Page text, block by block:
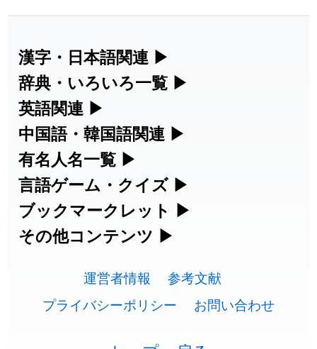
漢字・日本語関連 ▶
漢字の読み方検索、手書き入力、書き順
練習など、日本語学習に役立つツールを
集めています。
人名漢字辞典 - 読み方検索
手書き漢字入力
漢字の書き方・書き順 書き取り練習
ひらがなの書き方・書き順
辞典・いろいろ一覧 ▶
部首・画数別の漢字一覧、熟語辞典、地
名・駅名検索など、各種リファレンスツ
ールです。
部首画数別漢字一覧
常用漢字一覧
画数別なまえ漢字一覧
名前イメージイラスト一覧
英語関連 ▶
カタカナ語・略語の意味検索、発音記
号、リスニング練習など英語学習ツール
です。
カタカナ語の意味・発音・類語辞典
英語の発音記号一覧
英単語リスニングテスト
中国語・韓国語関連 ▶
中国語のピンイン変換、韓国語の手書き
入力など、アジア言語学習ツールです。
手書き中国語入力 変換ツール
韓国語手書き入力
有名人名一覧 ▶
海外セレブやスポーツ選手の名前の読み
方・発音を確認できます。
海外有名人の苗字・名前一覧と発音
プレミアリーグ選手名一覧
言語ゲーム・クイズ ▶
四字熟語パズルや漢字クイズなど、楽し
みながら学べるゲームです。
有名人名前読みクイズ（毎日更新）
ブックマークレット ▶
ブラウザに登録して、どのサイトからで
す。
漢字読み方検索ブックマークレット
その他コンテンツ ▶
その他の便利ツールです。
絵文字の意味と使い方
運営者情報
参考文献
プライバシーポリシー
お問い合わせ